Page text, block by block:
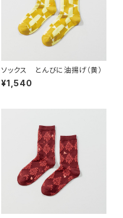
ソックス とんびに油揚げ（黄）
¥1,540